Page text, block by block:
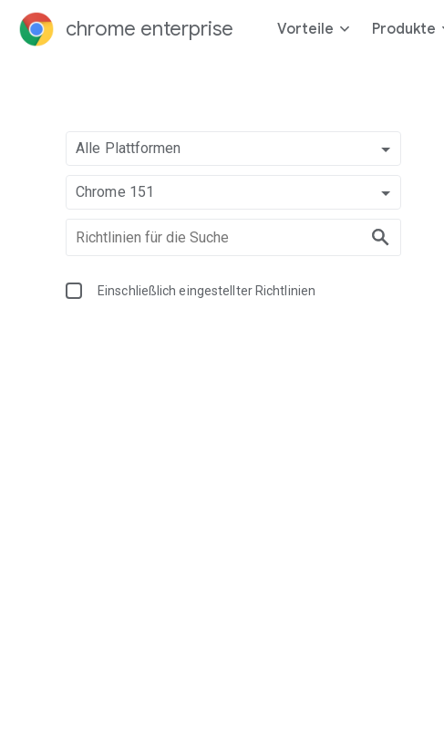
chrome enterprise Vorteile Produkte
Alle Plattformen
Chrome 151
Einschließlich eingestellter Richtlinien